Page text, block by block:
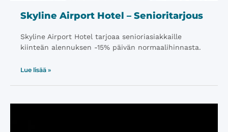
Skyline Airport Hotel – Senioritarjous
Skyline Airport Hotel tarjoaa senioriasiakkaille
kiinteän alennuksen -15% päivän normaalihinnasta.
Lue lisää »